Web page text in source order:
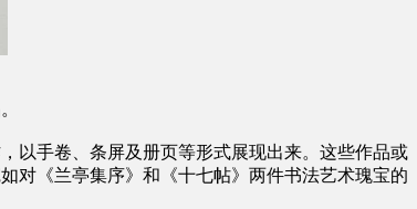
以手卷、条屏及册页等形式展现出来。这些作品或
对《兰亭集序》和《十七帖》两件书法艺术瑰宝的